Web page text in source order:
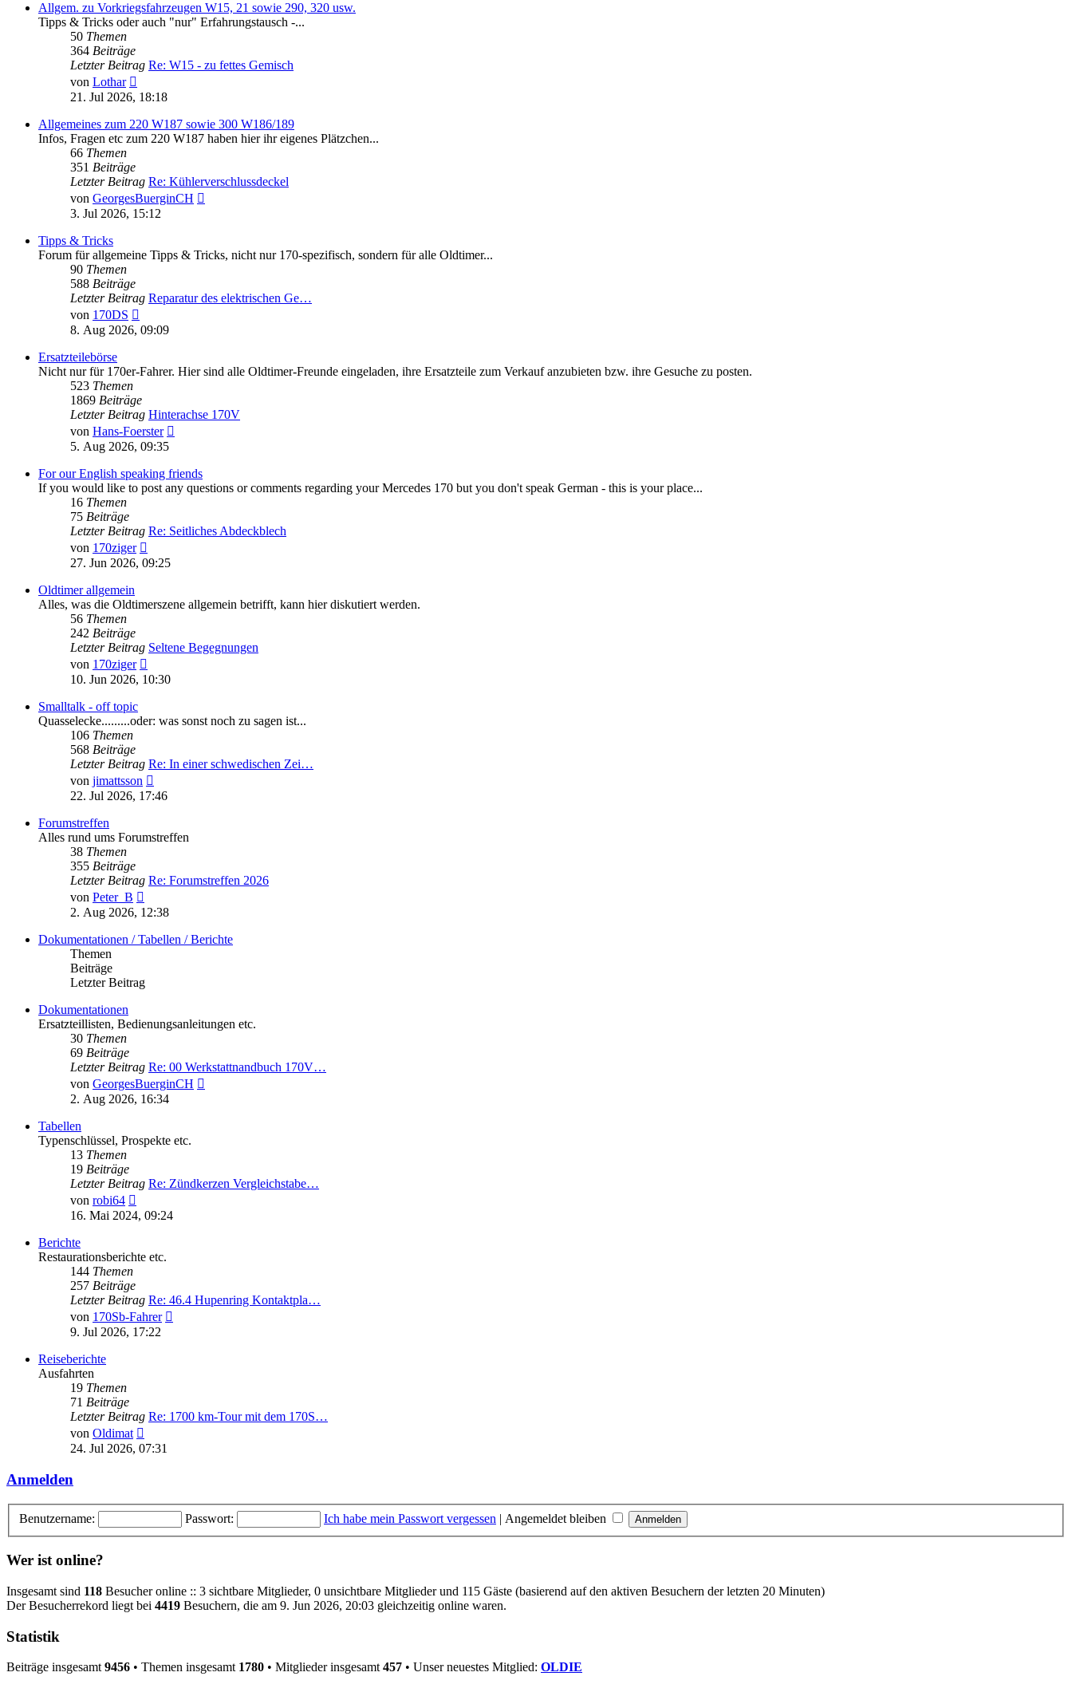
Allgem. zu Vorkriegsfahrzeugen W15, 21 sowie 290, 320 usw.
Tipps & Tricks oder auch "nur" Erfahrungstausch -...
50 Themen
364 Beiträge
Letzter Beitrag Re: W15 - zu fettes Gemisch
von Lothar
Beitrag
21. Jul 2026, 18:18
Allgemeines zum 220 W187 sowie 300 W186/189
Infos, Fragen etc zum 220 W187 haben hier ihr eigenes Plätzchen...
66 Themen
351 Beiträge
Letzter Beitrag Re: Kühlerverschlussdeckel
von GeorgesBuerginCH
3. Jul 2026, 15:12
Tipps & Tricks
Forum für allgemeine Tipps & Tricks, nicht nur 170-spezifisch, sondern für alle Oldtimer...
90 Themen
588 Beiträge
Letzter Beitrag Reparatur des elektrischen Ge…
von 170DS
Beitrag
8. Aug 2026, 09:09
Ersatzteilebörse
Nicht nur für 170er-Fahrer. Hier sind alle Oldtimer-Freunde eingeladen, ihre Ersatzteile zum Verkauf anzubieten bzw. ihre Gesuche zu posten.
523 Themen
1869 Beiträge
Letzter Beitrag Hinterachse 170V
von Hans-Foerster
5. Aug 2026, 09:35
For our English speaking friends
If you would like to post any questions or comments regarding your Mercedes 170 but you don't speak German - this is your place...
16 Themen
75 Beiträge
Letzter Beitrag Re: Seitliches Abdeckblech
von 170ziger
Beitrag
27. Jun 2026, 09:25
Oldtimer allgemein
Alles, was die Oldtimerszene allgemein betrifft, kann hier diskutiert werden.
56 Themen
242 Beiträge
Letzter Beitrag Seltene Begegnungen
von 170ziger
Beitrag
10. Jun 2026, 10:30
Smalltalk - off topic
Quasselecke.........oder: was sonst noch zu sagen ist...
106 Themen
568 Beiträge
Letzter Beitrag Re: In einer schwedischen Zei…
von jimattsson
Beitrag
22. Jul 2026, 17:46
Forumstreffen
Alles rund ums Forumstreffen
38 Themen
355 Beiträge
Letzter Beitrag Re: Forumstreffen 2026
von Peter_B
Beitrag
2. Aug 2026, 12:38
Dokumentationen / Tabellen / Berichte
Themen
Beiträge
Letzter Beitrag
Dokumentationen
Ersatzteillisten, Bedienungsanleitungen etc.
30 Themen
69 Beiträge
Letzter Beitrag Re: 00 Werkstattnandbuch 170V…
von GeorgesBuerginCH
2. Aug 2026, 16:34
Tabellen
Typenschlüssel, Prospekte etc.
13 Themen
19 Beiträge
Letzter Beitrag Re: Zündkerzen Vergleichstabe…
von robi64
Beitrag
16. Mai 2024, 09:24
Berichte
Restaurationsberichte etc.
144 Themen
257 Beiträge
Letzter Beitrag Re: 46.4 Hupenring Kontaktpla…
von 170Sb-Fahrer
9. Jul 2026, 17:22
Reiseberichte
Ausfahrten
19 Themen
71 Beiträge
Letzter Beitrag Re: 1700 km-Tour mit dem 170S…
von Oldimat
Beitrag
24. Jul 2026, 07:31
Anmelden
Benutzername: Passwort: Ich habe mein Passwort vergessen | Angemeldet bleiben
Wer ist online?
Insgesamt sind 118 Besucher online :: 3 sichtbare Mitglieder, 0 unsichtbare Mitglieder und 115 Gäste (basierend auf den aktiven Besuchern der letzten 20 Minuten)
Der Besucherrekord liegt bei 4419 Besuchern, die am 9. Jun 2026, 20:03 gleichzeitig online waren.
Statistik
Beiträge insgesamt 9456 • Themen insgesamt 1780 • Mitglieder insgesamt 457 • Unser neuestes Mitglied: OLDIE